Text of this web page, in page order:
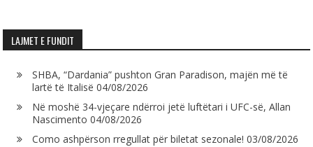
LAJMET E FUNDIT
SHBA, “Dardania” pushton Gran Paradison, majën më të
lartë të Italisë 04/08/2026
Në moshë 34-vjeçare ndërroi jetë luftëtari i UFC-së, Allan
Nascimento 04/08/2026
Como ashpërson rregullat për biletat sezonale! 03/08/2026